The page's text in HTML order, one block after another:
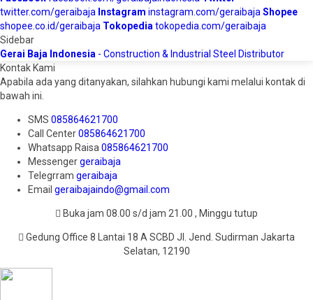
twitter.com/geraibaja Instagram instagram.com/geraibajaShopee
shopee.co.id/geraibaja Tokopediatokopedia.com/geraibaja
Sidebar
Gerai Baja Indonesia - Construction & Industrial Steel Distributor
Kontak Kami
Apabila ada yang ditanyakan, silahkan hubungi kami melalui kontak di
bawah ini.
SMS 085864621700
Call Center085864621700
Whatsapp Raisa085864621700
Messengergeraibaja
Telegrram geraibaja
Email geraibajaindo@gmail.com
Buka jam 08.00 s/d jam 21.00 , Minggu tutup
Gedung Office 8 Lantai 18 A SCBD Jl. Jend. Sudirman Jakarta
Selatan, 12190